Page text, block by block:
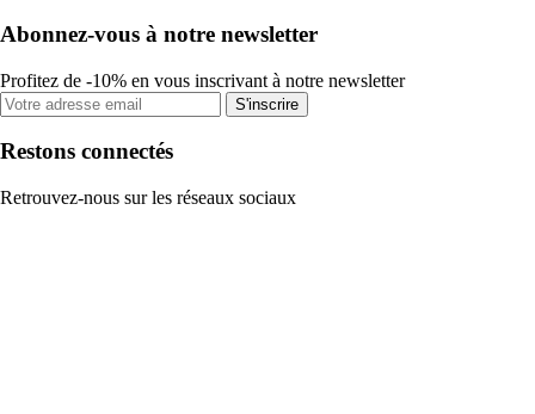
Abonnez-vous à notre newsletter
Profitez de -10% en vous inscrivant à notre newsletter
S'inscrire
Restons connectés
Retrouvez-nous sur les réseaux sociaux